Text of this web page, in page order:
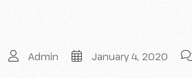
Admin January 4, 2020